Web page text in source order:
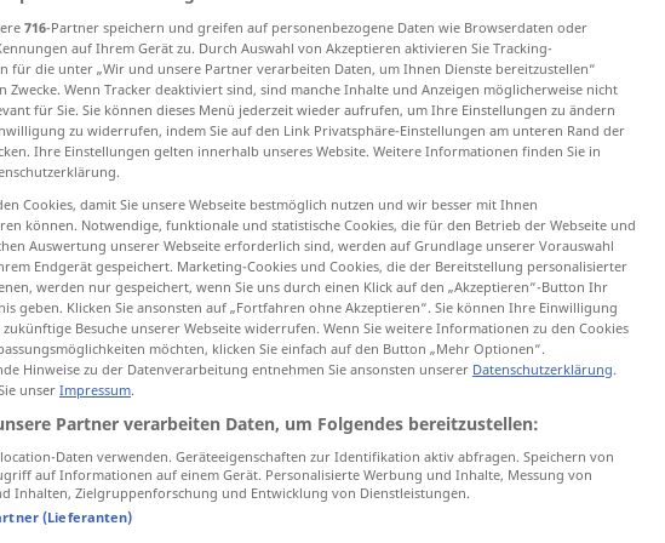
wirklich
wirklich wahrhaft
die wirkliche Sachlage
716-Partner speichern und greifen auf personenbezogene Daten wie Browserdaten oder
auf Ihrem Gerät zu. Durch Auswahl von Akzeptieren aktivieren Sie Tracking-
für die unter „Wir und unsere Partner verarbeiten Daten, um Ihnen Dienste bereitzustellen“
Zwecke. Wenn Tracker deaktiviert sind, sind manche Inhalte und Anzeigen möglicherweise nicht
für Sie. Sie können dieses Menü jederzeit wieder aufrufen, um Ihre Einstellungen zu ändern
zu widerrufen, indem Sie auf den Link Privatsphäre-Einstellungen am unteren Rand der
Ihre Einstellungen gelten innerhalb unseres Website. Weitere Informationen finden Sie in
Cookies, damit Sie unsere Webseite bestmöglich nutzen und wir besser mit Ihnen
können. Notwendige, funktionale und statistische Cookies, die für den Betrieb der Webseite und
Auswertung unserer Webseite erforderlich sind, werden auf Grundlage unserer Vorauswahl
Endgerät gespeichert. Marketing-Cookies und Cookies, die der Bereitstellung personalisierter
werden nur gespeichert, wenn Sie uns durch einen Klick auf den „Akzeptieren“-Button Ihr
geben. Klicken Sie ansonsten auf „Fortfahren ohne Akzeptieren“. Sie können Ihre Einwilligung
Besuche unserer Webseite widerrufen. Wenn Sie weitere Informationen zu den Cookies
möchten, klicken Sie einfach auf den Button „Mehr Optionen“.
Hinweise zu der Datenverarbeitung entnehmen Sie ansonsten unserer Datenschutzerklärung.
unser Impressum.
Partner verarbeiten Daten, um Folgendes bereitzustellen:
Daten verwenden. Geräteeigenschaften zur Identifikation aktiv abfragen. Speichern von
auf Informationen auf einem Gerät. Personalisierte Werbung und Inhalte, Messung von
Inhalten, Zielgruppenforschung und Entwicklung von Dienstleistungen.
(Lieferanten)